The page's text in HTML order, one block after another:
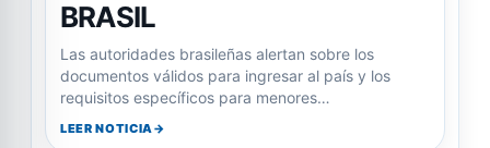
BRASIL
Las autoridades brasileñas alertan sobre los
documentos válidos para ingresar al país y los
requisitos específicos para menores…
LEER NOTICIA